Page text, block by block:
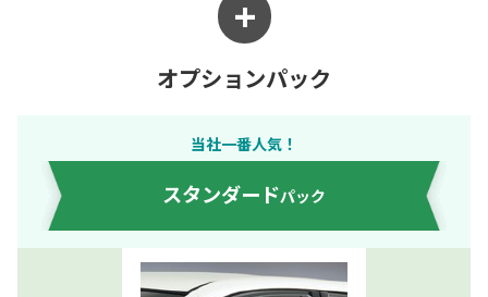
オプションパック
当社一番人気！
スタンダードパック